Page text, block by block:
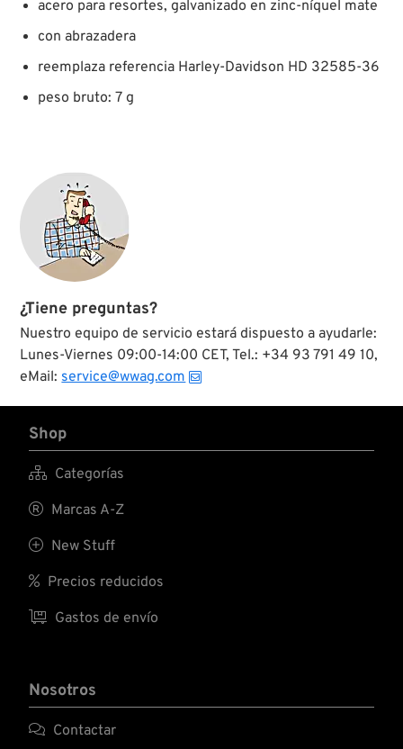
acero para resortes, galvanizado en zinc-níquel mate
con abrazadera
reemplaza referencia Harley-Davidson HD 32585-36
peso bruto: 7 g
¿Tiene preguntas?
Nuestro equipo de servicio estará dispuesto a ayudarle:
Lunes-Viernes 09:00-14:00 CET, Tel.: +34 93 791 49 10,
eMail: service@wwag.com
Shop
 Categorías
 Marcas A-Z
 New Stuff
 Precios reducidos
 Gastos de envío
Nosotros
 Contactar